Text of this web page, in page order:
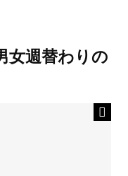
女週替わりの